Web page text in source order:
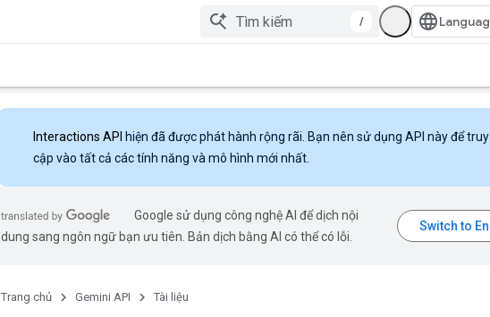
/
Interactions API hiện đã được phát hành rộng rãi. Bạn nên sử dụng API này để truy
cập vào tất cả các tính năng và mô hình mới nhất.
Google sử dụng công nghệ AI để dịch nội
dung sang ngôn ngữ bạn ưu tiên. Bản dịch bằng AI có thể có lỗi.
Trang chủ Gemini API Tài liệu